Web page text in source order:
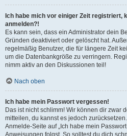
Ich habe mich vor einiger Zeit registriert,
anmelden?!
Es kann sein, dass ein Administrator dein
Gründen deaktiviert oder gelöscht hat.
regelmäßig Benutzer, die für längere Zeit
um die Datenbankgröße zu verringern.
nimm aktiv an den Diskussionen teil!
Nach oben
Ich habe mein Passwort vergessen!
Das ist nicht schlimm! Wir können dir zwar
mitteilen, du kannst es jedoch
Anmelde-Seite auf „Ich habe mein
Anweisungen folgst. So solltest du dich